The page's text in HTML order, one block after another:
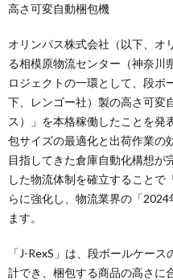
高さ可変自動梱包機
オリンパス株式会社（以下、オ
る相模原物流センター（神奈川
ロジェクトの一環として、段ボ
下、レンゴー社）製の高さ可変
ス）」を本格稼働したことを発
包サイズの最適化と出荷作業の
目指してきた倉庫自動化構想が
した物流体制を確立することで
らに強化し、物流業界の「
ます。
「J-RexS」は、段ボールケー
計でき、梱包する商品の高さに